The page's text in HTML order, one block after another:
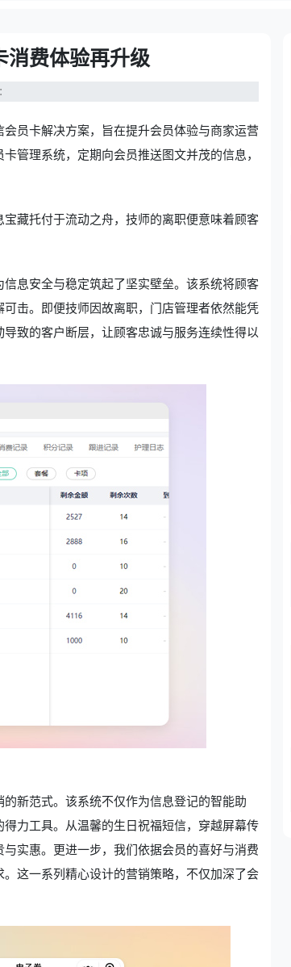
消费体验再升级
会员卡解决方案，旨在提升会员体验与商家运营
管理系统，定期向会员推送图文并茂的信息，
藏托付于流动之舟，技师的离职便意味着顾客
息安全与稳定筑起了坚实壁垒。该系统将顾客
击。即便技师因故离职，门店管理者依然能凭
致的客户断层，让顾客忠诚与服务连续性得以
新范式。该系统不仅作为信息登记的智能助
力工具。从温馨的生日祝福短信，穿越屏幕传
实惠。更进一步，我们依据会员的喜好与消费
这一系列精心设计的营销策略，不仅加深了会